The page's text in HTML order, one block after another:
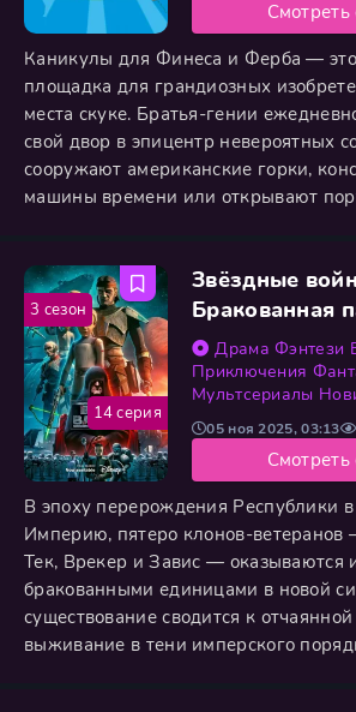
Каникулы для Финеса и Ферба — это
площадка для грандиозных
места скуке. Братья-гении
свой двор в эпицентр невероятных
сооружают американские горки,
машины времени или открывают
доказывая, что творчество и веселье
Параллельно разворачиваются две
сестра Кэндис с маниакальным
Звёздные
Бракованная
Драма Фэнтези
Приключения
Мультсериалы
В эпоху перерождения Республики в
Империю, пятеро клонов-ветеранов
Тек, Врекер и Завис — оказываются
бракованными единицами в новой
существование сводится к
выживание в тени имперского
05 ноя 2025, 03:13
14 серия
3 сезон